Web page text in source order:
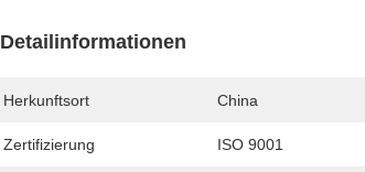
Detailinformationen
Herkunftsort China
Zertifizierung ISO 9001